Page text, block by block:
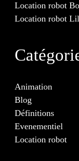
Location robot
Location robot
Animation
Blog
Définitions
Evenementiel
Location robot